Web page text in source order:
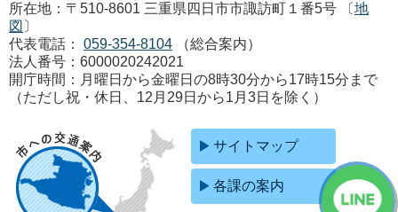
所在地：〒510-8601 三重県四日市市諏訪町１番5号 〔 地
図 〕
代表電話：
059-354-8104
（総合案内）
法人番号：6000020242021
開庁時間：月曜日から金曜日の8時30分から17時15分まで
（ただし祝・休日、12月29日から1月3日を除く）
サイトマップ
各課の案内